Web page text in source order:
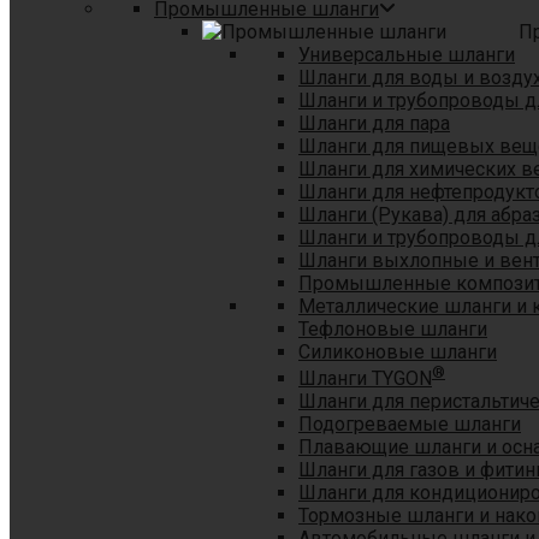
Промышленные шланги
Универсальные шланги
Шланги для воды и
Шланги и трубопроводы
Шланги для пара
Шланги для пищевых
Шланги для химических
Шланги для
Шланги (Рукава) для
Шланги и трубопроводы
Шланги выхлопные и
Промышленные
Металлические шланги и
Тефлоновые шланги
Силиконовые шланги
Шланги TYGON®
Шланги для
Подогреваемые шланги
Плавающие шланги и
Шланги для газов и
Шланги для
Тормозные шланги и